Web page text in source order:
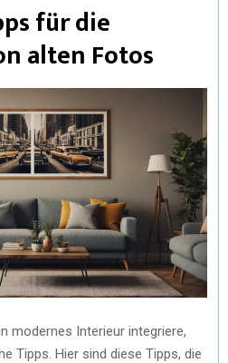
für die
alten Fotos
modernes Interieur integriere,
Tipps. Hier sind diese Tipps, die